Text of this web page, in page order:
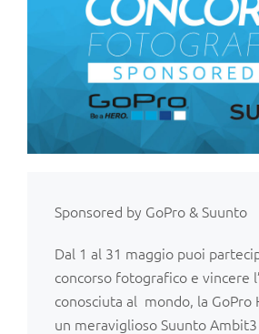
Sponsored by GoPro & Suunto
Dal 1 al 31 maggio puoi
concorso fotografico e vincere
conosciuta al mondo, la GoPro
un meraviglioso Suunto